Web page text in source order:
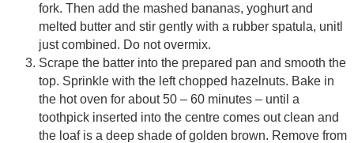
fork. Then add the mashed bananas, yoghurt and
melted butter and stir gently with a rubber spatula, unitl
just combined. Do not overmix.
Scrape the batter into the prepared pan and smooth the
top. Sprinkle with the left chopped hazelnuts. Bake in
the hot oven for about 50 – 60 minutes – until a
toothpick inserted into the centre comes out clean and
the loaf is a deep shade of golden brown. Remove from